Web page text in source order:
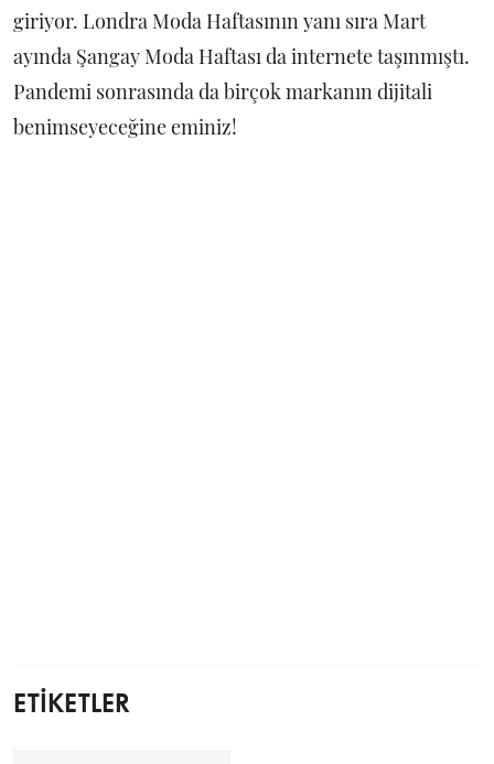
giriyor. Londra Moda Haftasının yanı sıra Mart
ayında Şangay Moda Haftası da internete taşınmıştı.
Pandemi sonrasında da birçok markanın dijitali
benimseyeceğine eminiz!
ETİKETLER